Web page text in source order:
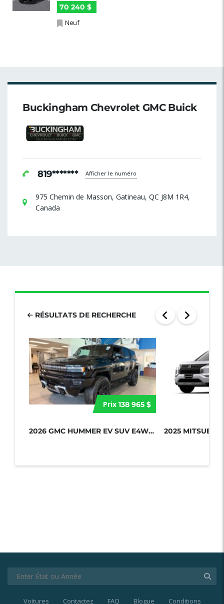
70 240 $
Neuf
Buckingham Chevrolet GMC Buick
819******* Afficher le numéro
975 Chemin de Masson, Gatineau, QC J8M 1R4,
Canada
RÉSULTATS DE RECHERCHE
Prix 138 965 $
2026 GMC HUMMER EV SUV E4WD 4DR 2X...
Voitures Contactez FAQ Blogue Conditions